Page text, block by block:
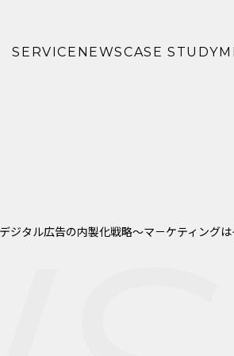
SERVICE NEWSCASE STUDY
ジタル広告の内製化戦略～マ－ケティング